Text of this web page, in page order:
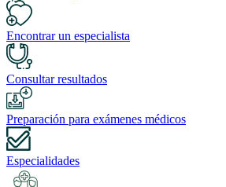
Encontrar un especialista
Consultar resultados
Preparación para exámenes médicos
Especialidades